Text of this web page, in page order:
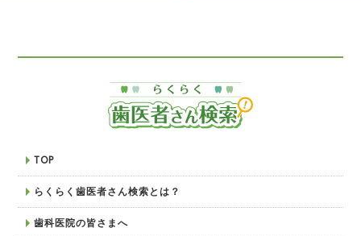
TOP
らくらく歯医者さん検索とは？
歯科医院の皆さまへ